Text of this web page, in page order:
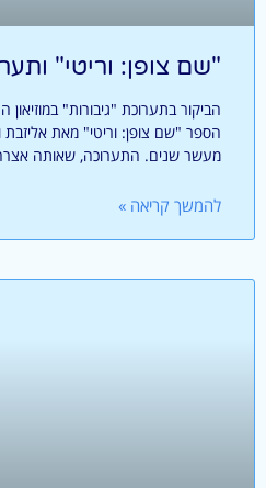
"שם צופן: וריטי"
הביקור בתערוכת "גיבורות" במוזיאון
הספר "שם צופן: וריטי" מאת אליזבת
מעשר שנים. התערוכה, שאותה
להמשך קריאה »